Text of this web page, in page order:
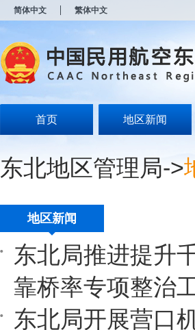
简体中文 繁体中文
首页 地区新闻
东北地区管理局->
地区新闻
东北局推进提升
靠桥率专项整治
东北局开展营口
开
无
障
说
Alt
加
导